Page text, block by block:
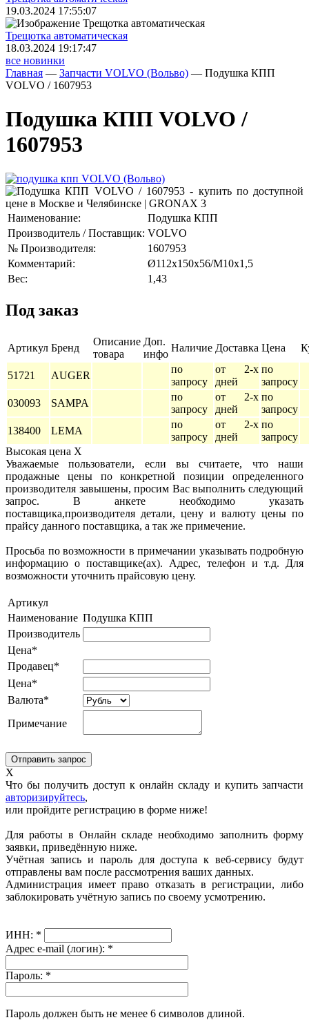
19.03.2024 17:55:07
Трещoтка автоматическая
18.03.2024 19:17:47
все новинки
Главная — Запчасти VOLVO (Вольво) — Подушка КПП
VOLVO / 1607953
Подушка КПП VOLVO /
1607953
Наименование:
Подушка КПП
Производитель / Поставщик: VOLVO
№ Производителя:
1607953
Комментарий:
Ø112x150x56/M10x1,5
Вес:
1,43
Под заказ
Артикул Бренд
Описание
товара
Доп.
инфо
Наличие Доставка Цена
51721 AUGER
по
запросу
от 2-х
дней
по
запросу
030093
SAMPA
по
запросу
от 2-х
дней
по
запросу
138400
LEMA
по
запросу
от 2-х
дней
по
запросу
Высокая цена X
Уважаемые пользователи, если вы считаете, что наши
продажные цены по конкретной позиции определенного
производителя завышены, просим Вас выполнить следующий
запрос. В анкете необходимо указать
поставщика,производителя детали, цену и валюту цены по
прайсу данного поставщика, а так же примечение.
Просьба по возможности в примечании указывать подробную
информацию о поставщике(ах). Адрес, телефон и т.д. Для
возможности уточнить прайсовую цену.
Артикул
Наименование Подушка КПП
Производитель
Цена*
Продавец*
Цена*
Валюта*
Примечание
X
Что бы получить доступ к онлайн складу и купить запчасти
авторизируйтесь,
или пройдите регистрацию в форме ниже!
Для работы в Онлайн складе необходимо заполнить форму
заявки, приведённую ниже.
Учётная запись и пароль для доступа к веб-сервису будут
отправлены вам после рассмотрения ваших данных.
Администрация имеет право отказать в регистрации, либо
заблокировать учётную запись по своему усмотрению.
ИНН: *
Адрес e-mail (логин): *
Пароль: *
Пароль должен быть не менее 6 символов длиной.